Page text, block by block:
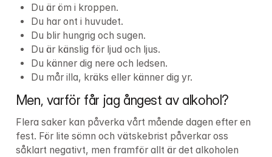
Du är öm i kroppen.
Du har ont i huvudet.
Du blir hungrig och sugen.
Du är känslig för ljud och ljus.
Du känner dig nere och ledsen.
Du mår illa, kräks eller känner dig yr.
Men, varför får jag ångest av alkohol?
Flera saker kan påverka vårt mående dagen efter en
fest. För lite sömn och vätskebrist påverkar oss
såklart negativt, men framför allt är det alkoholen